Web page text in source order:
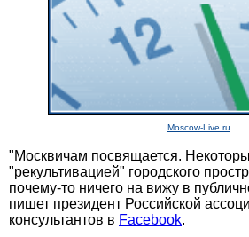
Moscow-Live.ru
"Москвичам посвящается.
"рекультивацией" городского
почему-то ничего на вижу в
пишет президент Российской
консультантов в Facebook.